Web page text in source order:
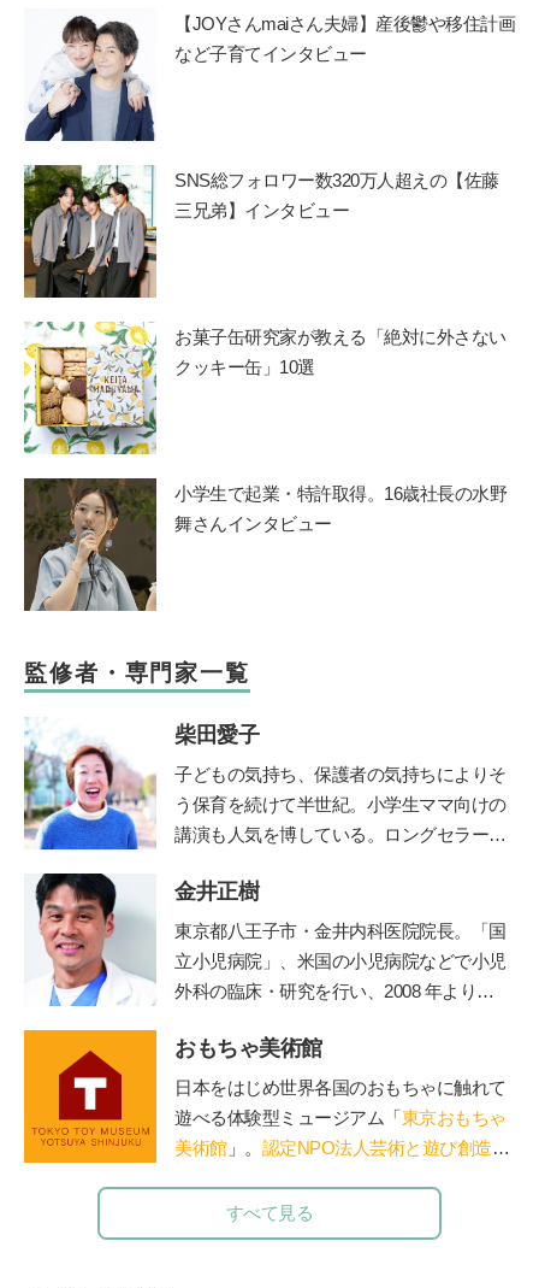
【JOYさんmaiさん夫婦】産後鬱や移住計画
など子育てインタビュー
SNS総フォロワー数320万人超えの【佐藤
三兄弟】インタビュー
お菓子缶研究家が教える「絶対に外さない
クッキー缶」10選
小学生で起業・特許取得。16歳社長の水野
舞さんインタビュー
監修者・専門家一覧
柴田愛子
子どもの気持ち、保護者の気持ちによりそ
う保育を続けて半世紀。小学生ママ向けの
講演も人気を博している。ロングセラー絵
どものみかた 春夏秋冬』（福音館書
店）、『あなたが自分らしく生きれば、子
どもは幸せに育ちます』（小学館）、親向
けに『保育歴50年！愛子さんの子育てお悩
は、「みんなの学校」の木村泰子さんとの
対談『保育も教育も「教える」から「学
び」に変わらなきゃ』（小学館）。「りん
ごの木」HP http://ringono-ki.org/
金井正樹
東京都八王子市・金井内科医院院長。「国
立小児病院」、米国の小児病院などで小児
外科の臨床・研究を行い、2008 年より現
外科。保育園の園医、小・中学校の校医も
務める。
おもちゃ美術館
日本をはじめ世界各国のおもちゃに触れて
遊べる体験型ミュージアム「東京おもちゃ
美術館」。 認定NPO法人芸術と遊び創造協
子で木のぬくもりに触れる場を提供。長門
や鳥海山木など全国に姉妹館が。おもちゃ
すべて見る